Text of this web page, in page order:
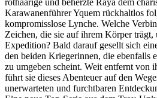
rothaarige und beherzte Raya dem
Karawanenführer Yquem rückhaltlos
kompromisslose Lynche. Welche
Zeichen, die sie auf ihrem Körper
Expedition? Bald darauf gesellt sich
den beiden Kriegerinnen, die ebenfalls
zu umgeben scheint. Weit entfernt von
führt sie dieses Abenteuer auf den
unerwarteten und furchtbaren